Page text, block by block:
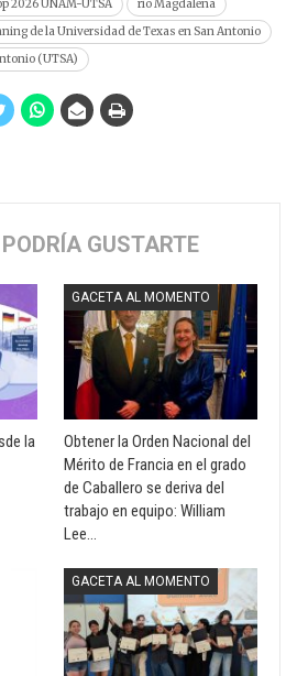
2026 UNAM-UTSA
río Magdalena
de la Universidad de Texas en San Antonio
(UTSA)
GUSTARTE
la
GACETA AL MOMENTO
Obtener la Orden Nacional del
Mérito de Francia en el grado
de Caballero se deriva del
trabajo en equipo: William
Lee…
GACETA AL MOMENTO